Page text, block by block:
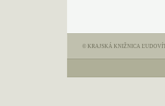
© KRAJSKÁ KNIŽNICA